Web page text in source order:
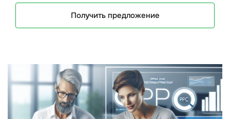
Получить предложение